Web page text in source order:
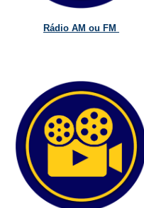
Rádio AM ou FM